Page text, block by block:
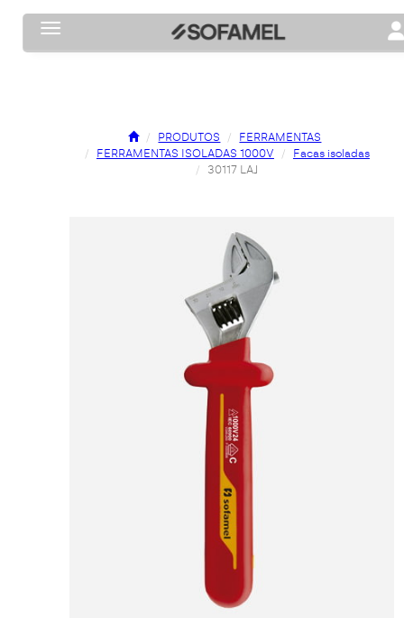
Toggle navigation
PRODUTOS
FERRAMENTAS
FERRAMENTAS ISOLADAS 1000V
Facas isoladas
30117 LAJ